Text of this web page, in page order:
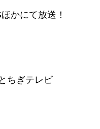
かにて放送！
ちぎテレビ